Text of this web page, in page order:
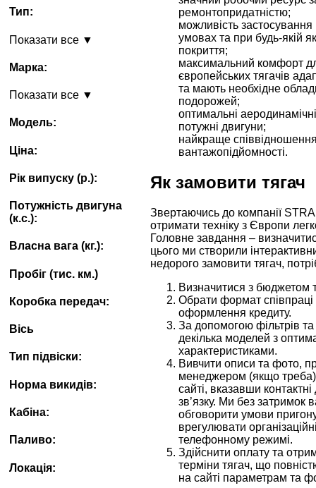
Тип:
Показати все ▼
Марка:
Показати все ▼
Модель:
Ціна:
Рік випуску (p.):
Потужність двигуна
(к.с.):
Власна вага (кг.):
Пробіг (тис. км.)
Коробка передач:
Вісь
Тип підвіски:
Норма викидів:
Кабіна:
Паливо:
Локація:
ремонтопридатністю;
можливість
умовах та при будь-якій
покриття;
максимальний комфорт
європейських тягачів
та мають необхідне
подорожей;
оптимальні
потужні двигуни;
найкраще
вантажопідйомності.
Як замовити тягач
Звертаючись до компанії
отримати техніку з Європи
Головне завдання –
цього ми створили
недорого замовити тягач,
Визначитися з бюджетом
Обрати формат співпраці
оформлення кредиту.
За допомогою фільтрів
декілька моделей з
характеристиками.
Вивчити описи та фото,
менеджером (якщо треба)
сайті, вказавши
зв’язку. Ми без
обговорити умови
врегулювати
телефонному режимі.
Здійснити оплату та
терміни тягач, що
на сайті параметрам та